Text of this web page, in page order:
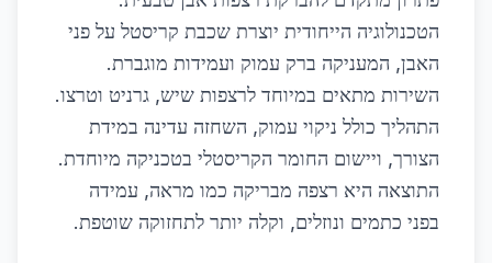
הטכנולוגיה הייחודית יוצרת שכבת קריסטל על פני
האבן, המעניקה ברק עמוק ועמידות מוגברת.
השירות מתאים במיוחד לרצפות שיש, גרניט וטרצו.
התהליך כולל ניקוי עמוק, השחזה עדינה במידת
הצורך, ויישום החומר הקריסטלי בטכניקה מיוחדת.
התוצאה היא רצפה מבריקה כמו מראה, עמידה
בפני כתמים ונוזלים, וקלה יותר לתחזוקה שוטפת.